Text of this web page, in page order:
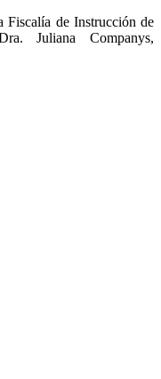
Fiscalía de Instrucción de
Juliana Companys,